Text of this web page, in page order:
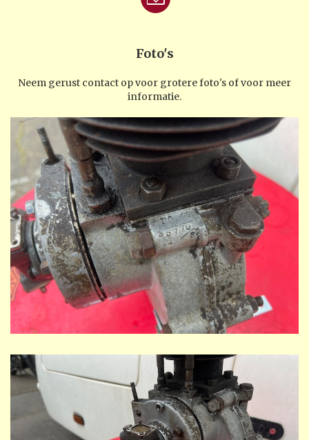
Foto's
Neem gerust contact op voor grotere foto's of voor meer
informatie.